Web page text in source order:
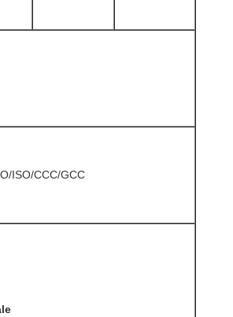
ISO/CCC/GCC